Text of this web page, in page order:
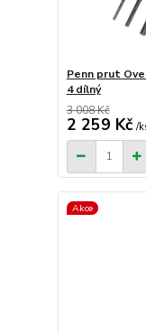
Penn prut
4 dílný
3 008 Kč
2 259 Kč /
Akce